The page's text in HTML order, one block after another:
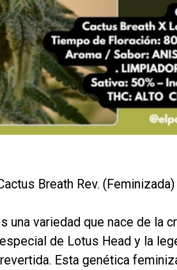
Breath Rev. (Feminizada)
una variedad que nace de la
de Lotus Head y la
Esta genética